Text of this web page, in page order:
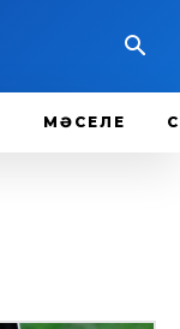
МӘСЕЛЕ